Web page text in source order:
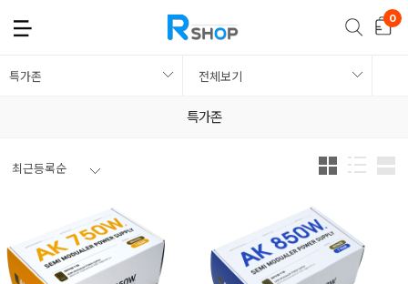
특가존 전체보기
특가존
최근등록순